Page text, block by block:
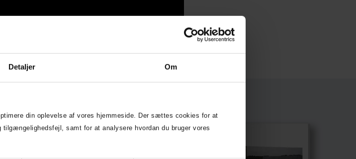
Detaljer Om
din oplevelse af vores hjemmeside. Der sættes cookies for at
samt for at analysere hvordan du bruger vores